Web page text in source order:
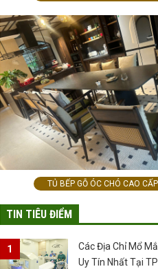
TỦ BẾP GỖ ÓC CHÓ CAO CẤP
TIN TIÊU ĐIỂM
Các Địa Chỉ Mổ
Uy Tín Nhất Tại